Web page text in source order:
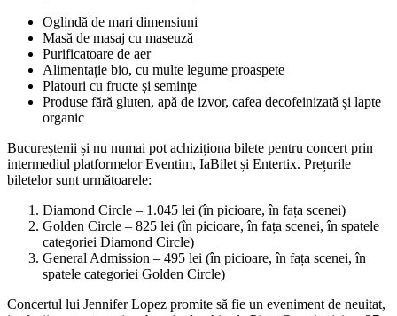
Oglindă de mari dimensiuni
Masă de masaj cu maseuză
Purificatoare de aer
Alimentație bio, cu multe legume proaspete
Platouri cu fructe și semințe
Produse fără gluten, apă de izvor, cafea decofeinizată și lapte
organic
Bucureștenii și nu numai pot achiziționa bilete pentru concert prin
intermediul platformelor Eventim, IaBilet și Entertix. Prețurile
biletelor sunt următoarele:
Diamond Circle – 1.045 lei (în picioare, în fața scenei)
Golden Circle – 825 lei (în picioare, în fața scenei, în spatele
categoriei Diamond Circle)
General Admission – 495 lei (în picioare, în fața scenei, în
spatele categoriei Golden Circle)
Concertul lui Jennifer Lopez promite să fie un eveniment de neuitat,